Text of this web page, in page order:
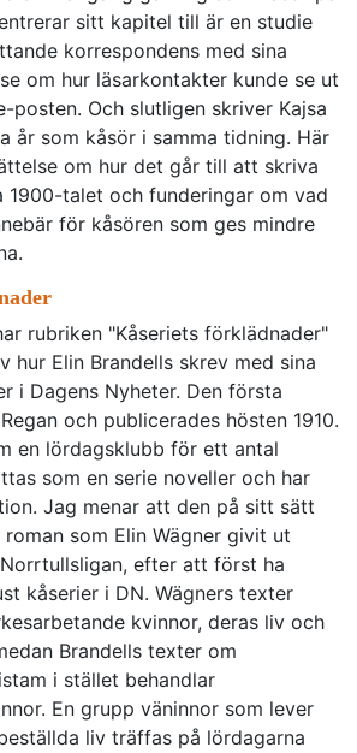
sitt kapitel till är en studie
korrespondens med sina
om hur läsarkontakter kunde se ut
posten. Och slutligen skriver Kajsa
år som kåsör i samma tidning. Här
om hur det går till att skriva
1900-talet och funderingar om vad
för kåsören som ges mindre
rubriken "Kåseriets förklädnader"
hur Elin Brandells skrev med sina
i Dagens Nyheter. Den första
och publicerades hösten 1910.
en lördagsklubb för ett antal
som en serie noveller och har
Jag menar att den på sitt sätt
som Elin Wägner givit ut
efter att först ha
kåserier i DN. Wägners texter
kvinnor, deras liv och
Brandells texter om
i stället behandlar
En grupp väninnor som lever
liv träffas på lördagarna